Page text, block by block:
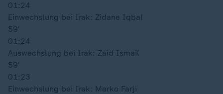
01:24
Einwechslung bei Irak: Zidane Iqbal
59′
01:24
Auswechslung bei Irak: Zaid Ismail
59′
01:23
Einwechslung bei Irak: Marko Farji